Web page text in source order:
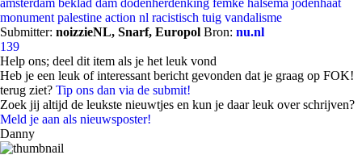
amsterdam beklad dam dodenherdenking femke halsema jodenhaat
monument palestine action nl racistisch tuig vandalisme
Submitter: noizzieNL, Snarf, Europol Bron: nu.nl
139
Help ons; deel dit item als je het leuk vond
Heb je een leuk of interessant bericht gevonden dat je graag op FOK!
terug ziet? Tip ons dan via de submit!
Zoek jij altijd de leukste nieuwtjes en kun je daar leuk over schrijven?
Meld je aan als nieuwsposter!
Danny